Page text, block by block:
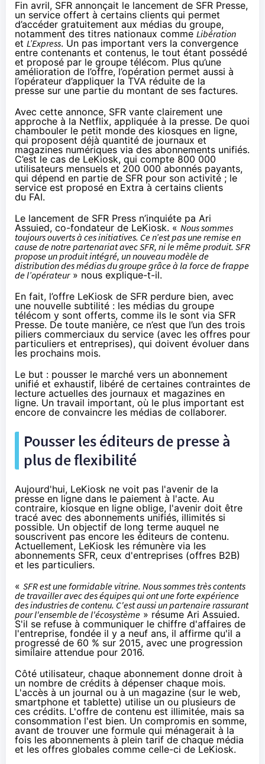
Fin avril, SFR annonçait le lancement de SFR Presse,
un service offert à certains clients qui permet
d’accéder gratuitement aux médias du groupe,
notamment des titres nationaux comme Libération
et L’Express. Un pas important vers la convergence
entre contenants et contenus, le tout étant possédé
et proposé par le groupe télécom. Plus qu’une
amélioration de l’offre, l’opération permet aussi à
l’opérateur d’appliquer la TVA réduite de la
presse sur une partie du montant de ses factures.
Avec cette annonce, SFR vante clairement une
approche à la Netflix, appliquée à la presse. De quoi
chambouler le petit monde des kiosques en ligne,
qui proposent déjà quantité de journaux et
magazines numériques via des abonnements unifiés.
C’est le cas de LeKiosk, qui compte 800 000
utilisateurs mensuels et 200 000 abonnés payants,
qui dépend en partie de SFR pour son activité ; le
service est proposé en Extra à certains clients
du FAI.
Le lancement de SFR Press n’inquiéte pa Ari
Assuied, co-fondateur de LeKiosk. « Nous sommes
toujours ouverts à ces initiatives. Ce n’est pas une remise en
cause de notre partenariat avecSFR, ni le même produit. SFR
propose un produit intégré, un nouveau modèle de
distribution des médias du groupe grâce à la force de frappe
de l’opérateur» nous explique-t-il.
En fait, l’offre LeKiosk de SFR perdure bien, avec
une nouvelle subtilité : les médias du groupe
télécom y sont offerts, comme ils le sont via SFR
Presse. De toute manière, ce n’est que l’un des trois
piliers commerciaux du service (avec les offres pour
particuliers et entreprises), qui doivent évoluer dans
les prochains mois.
Le but : pousser le marché vers un abonnement
unifié et exhaustif, libéré de certaines contraintes de
lecture actuelles des journaux et magazines en
ligne. Un travail important, où le plus important est
encore de convaincre les médias de collaborer.
Pousser les éditeurs de presse à
plus de flexibilité
Aujourd'hui, LeKiosk ne voit pas l'avenir de la
presse en ligne dans le paiement à l'acte. Au
contraire, kiosque en ligne oblige, l'avenir doit être
tracé avec des abonnements unifiés, illimités si
possible. Un objectif de long terme auquel ne
souscrivent pas encore les éditeurs de contenu.
Actuellement, LeKiosk les rémunère via les
abonnements SFR, ceux d'entreprises (offres B2B)
et les particuliers.
« SFRest une formidable vitrine. Nous sommes très contents
de travailler avec des équipes qui ont une forte expérience
des industries de contenu. C'est aussi un partenaire rassurant
pour l'ensemble de l'écosystème » résume Ari Assuied.
S'il se refuse à communiquer le chiffre d'affaires de
l'entreprise, fondée il y a neuf ans, il affirme qu'il a
progressé de 60 % sur 2015, avec une progression
similaire attendue pour 2016.
Côté utilisateur, chaque abonnement donne droit à
un nombre de crédits à dépenser chaque mois.
L'accès à un journal ou à un magazine (sur le web,
smartphone et tablette) utilise un ou plusieurs de
ces crédits. L'offre de contenu est illimitée, mais sa
consommation l'est bien. Un compromis en somme,
avant de trouver une formule qui ménagerait à la
fois les abonnements à plein tarif de chaque média
et les offres globales comme celle-ci de LeKiosk.